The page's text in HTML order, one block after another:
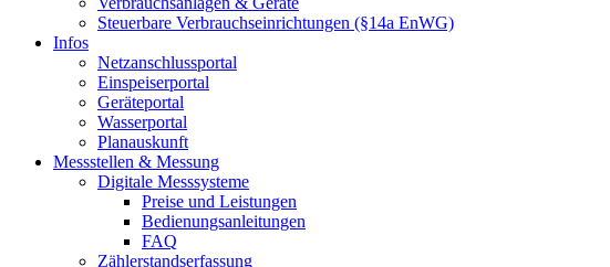
Steuerbare Verbrauchseinrichtungen (§14a EnWG)
Infos
Netzanschlussportal
Einspeiserportal
Geräteportal
Wasserportal
Planauskunft
Messstellen & Messung
Digitale Messsysteme
Preise und Leistungen
Bedienungsanleitungen
FAQ
Zählerstandserfassung